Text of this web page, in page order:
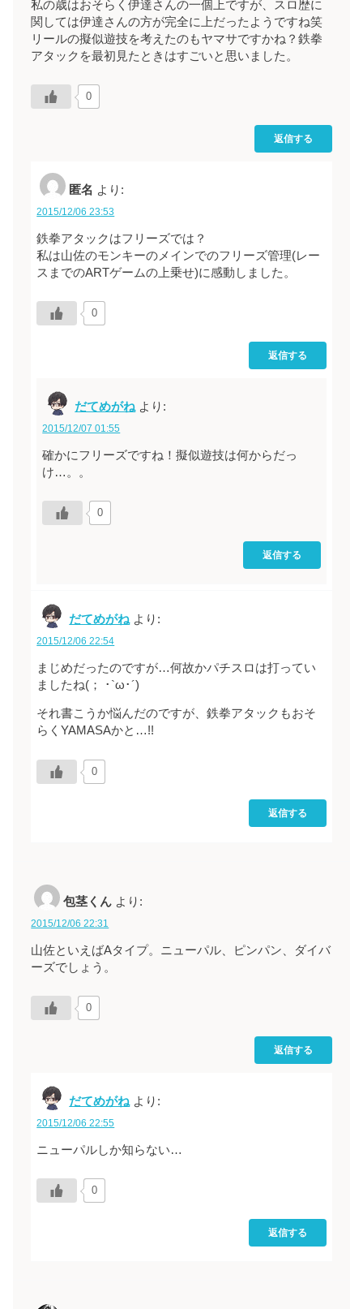
私の歳はおそらく伊達さんの一個上ですが、スロ歴に
関しては伊達さんの方が完全に上だったようですね笑
リールの擬似遊技を考えたのもヤマサですかね？鉄拳
アタックを最初見たときはすごいと思いました。
0
返信する
匿名 より:
2015/12/06 23:53
鉄拳アタックはフリーズでは？
私は山佐のモンキーのメインでのフリーズ管理(レー
スまでのARTゲームの上乗せ)に感動しました。
0
返信する
だてめがね より:
2015/12/07 01:55
確かにフリーズですね！擬似遊技は何からだっ
け…。。
0
返信する
だてめがね より:
2015/12/06 22:54
まじめだったのですが…何故かパチスロは打ってい
ましたね(； ･`ω･´)
それ書こうか悩んだのですが、鉄拳アタックもおそ
らくYAMASAかと…!!
0
返信する
包茎くん より:
2015/12/06 22:31
山佐といえばAタイプ。ニューパル、ピンパン、ダイバ
ーズでしょう。
0
返信する
だてめがね より:
2015/12/06 22:55
ニューパルしか知らない…
0
返信する